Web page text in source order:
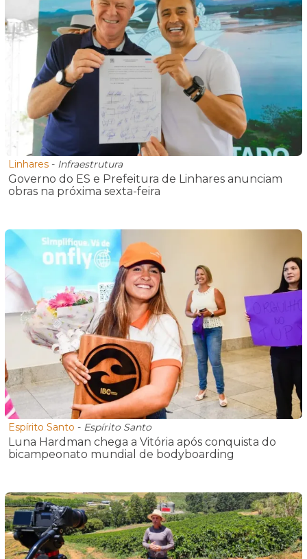
Linhares - Infraestrutura
Governo do ES e Prefeitura de Linhares anunciam
obras na próxima sexta-feira
Espírito Santo - Espírito Santo
Luna Hardman chega a Vitória após conquista do
bicampeonato mundial de bodyboarding